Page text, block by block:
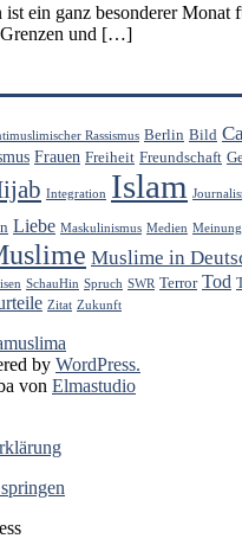
ist ein ganz besonderer Monat
Grenzen und […]
Rassismus Berlin Bild
Frauen Freiheit Freundschaft
Integration Islam
Liebe Maskulinismus Medien
Muslime in
SchauHin Spruch SWR Terror Tod
Zitat Zukunft
by WordPress.
von Elmastudio